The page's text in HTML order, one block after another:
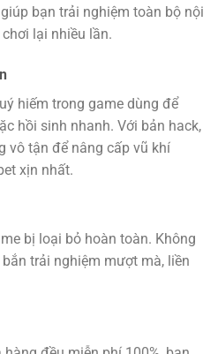
bạn trải nghiệm toàn bộ nội
lại nhiều lần.
hiếm trong game dùng để
hồi sinh nhanh. Với bản hack,
vô tận để nâng cấp vũ khí
xịn nhất.
bị loại bỏ hoàn toàn. Không
trải nghiệm mượt mà, liền